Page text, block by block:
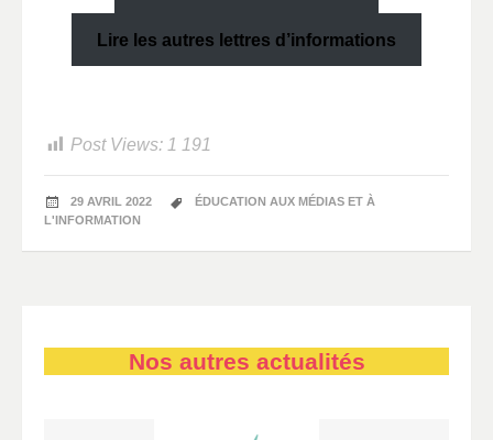
Lire les autres lettres d’informations
Post Views: 1 191
29 AVRIL 2022
ÉDUCATION AUX MÉDIAS ET À
L'INFORMATION
Nos autres actualités